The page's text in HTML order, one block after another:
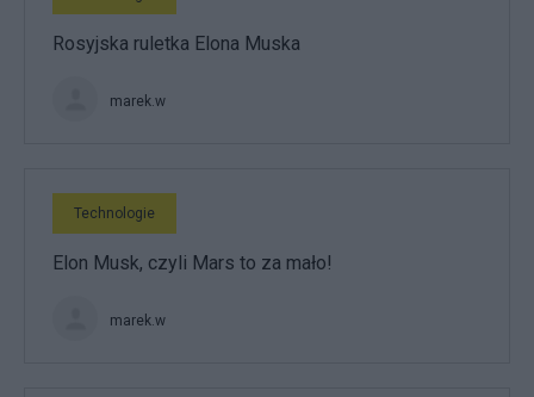
Rosyjska ruletka Elona Muska
marek.w
Technologie
Elon Musk, czyli Mars to za mało!
marek.w